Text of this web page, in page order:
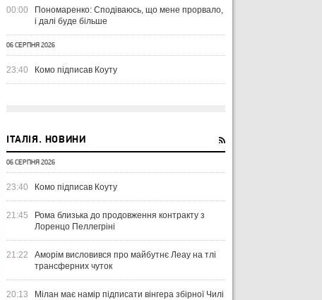
00:00
Пономаренко: Сподіваюсь, що мене прорвало,
і далі буде більше
06 СЕРПНЯ 2026
23:40 Комо підписав Коуту
ІТАЛІЯ. НОВИНИ
06 СЕРПНЯ 2026
23:40 Комо підписав Коуту
21:45
Рома близька до продовження контракту з
Лоренцо Пеллегріні
21:22
Аморім висловився про майбутнє Леау на тлі
трансферних чуток
20:13
Мілан має намір підписати вінгера збірної Чилі